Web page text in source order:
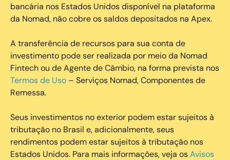
bancária nos Estados Unidos disponível na plataforma
da Nomad, não cobre os saldos depositados na Apex.
A transferência de recursos para sua conta de
investimento pode ser realizada por meio da Nomad
Fintech ou de Agente de Câmbio, na forma prevista nos
Termos de Uso – Serviços Nomad, Componentes de
Remessa.
Seus investimentos no exterior podem estar sujeitos à
tributação no Brasil e, adicionalmente, seus
rendimentos podem estar sujeitos à tributação nos
Estados Unidos. Para mais informações, veja osAvisos